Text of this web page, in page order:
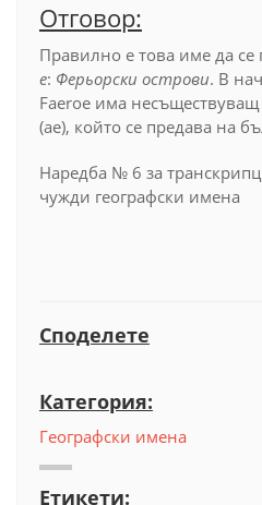
Отговор:
Правилно е това име да се
е: Ферьорски острови. В
Faeroe има несъществуващ
(ае), който се предава на
Наредба № 6 за
чужди географски имена
Споделете
Категория:
Географски имена
Етикети: